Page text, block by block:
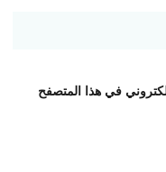
في هذا المتصفح